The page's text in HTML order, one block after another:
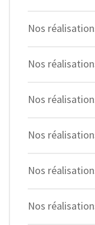
Nos
Nos
Nos
Nos
Nos
Nos